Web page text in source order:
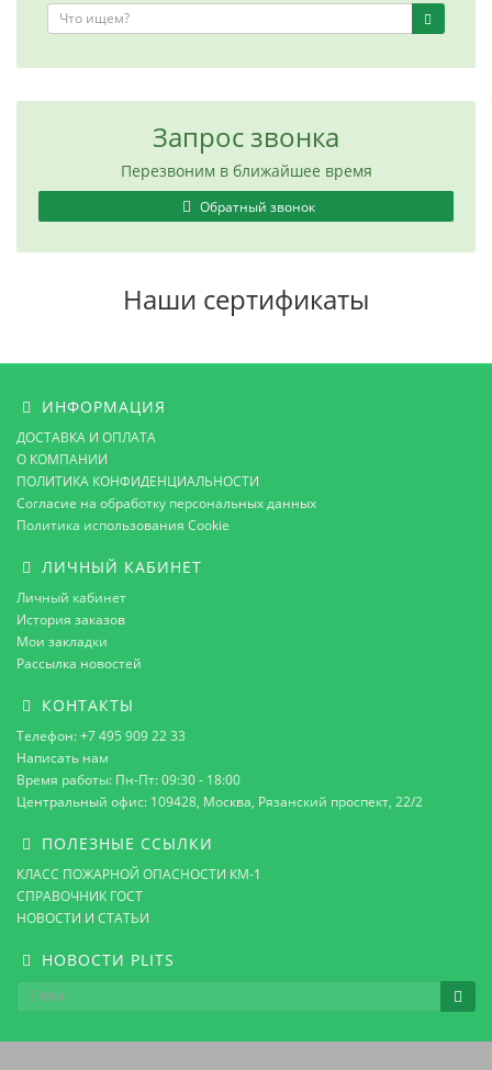
Запрос звонка
Перезвоним в ближайшее время
Обратный звонок
Наши сертификаты
ИНФОРМАЦИЯ
ДОСТАВКА И ОПЛАТА
О КОМПАНИИ
ПОЛИТИКА КОНФИДЕНЦИАЛЬНОСТИ
Согласие на обработку персональных данных
Политика использования Cookie
ЛИЧНЫЙ КАБИНЕТ
Личный кабинет
История заказов
Мои закладки
Рассылка новостей
КОНТАКТЫ
Телефон: +7 495 909 22 33
Написать нам
Время работы: Пн-Пт: 09:30 - 18:00
Центральный офис: 109428, Москва, Рязанский проспект, 22/2
ПОЛЕЗНЫЕ ССЫЛКИ
КЛАСС ПОЖАРНОЙ ОПАСНОСТИ КМ-1
СПРАВОЧНИК ГОСТ
НОВОСТИ И СТАТЬИ
НОВОСТИ PLITS